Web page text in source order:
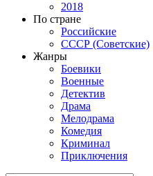
2018
По стране
Российские
СССР (Советские)
Жанры
Боевики
Военные
Детектив
Драма
Мелодрама
Комедия
Криминал
Приключения